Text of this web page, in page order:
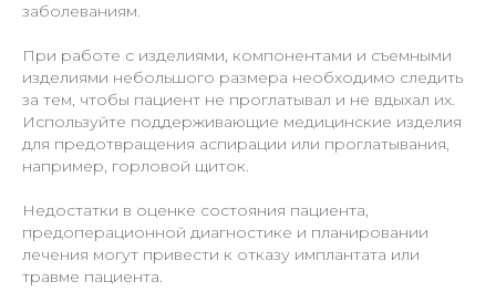
заболеваниям.
При работе с изделиями, компонентами и съемными
изделиями небольшого размера необходимо следить
за тем, чтобы пациент не проглатывал и не вдыхал их.
Используйте поддерживающие медицинские изделия
для предотвращения аспирации или проглатывания,
например, горловой щиток.
Недостатки в оценке состояния пациента,
предоперационной диагностике и планировании
лечения могут привести к отказу имплантата или
травме пациента.